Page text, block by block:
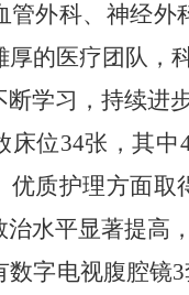
管外科、神经
厚的医疗团队，
断学习，持续进
床位34张，其中
优质护理方面
治水平显著提高
数字电视腹腔镜